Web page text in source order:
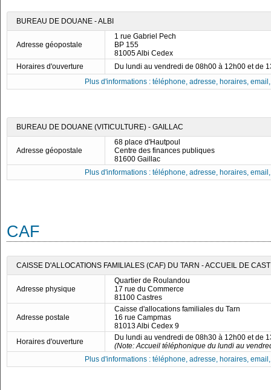
BUREAU DE DOUANE - ALBI
Adresse géopostale
1 rue Gabriel Pech
BP 155
81005 Albi Cedex
Horaires d'ouverture
Du lundi au vendredi de 08h00 à 12h00 et de
Plus d'informations : téléphone, adresse, horaires,
BUREAU DE DOUANE (VITICULTURE) - GAILLAC
Adresse géopostale
68 place d'Hautpoul
Centre des finances publiques
81600 Gaillac
Plus d'informations : téléphone, adresse, horaires,
CAF
CAISSE D'ALLOCATIONS FAMILIALES (CAF) DU TARN - ACCUEIL DE
Adresse physique
Quartier de Roulandou
17 rue du Commerce
81100 Castres
Adresse postale
Caisse d'allocations familiales du Tarn
16 rue Campmas
81013 Albi Cedex 9
Horaires d'ouverture
Du lundi au vendredi de 08h30 à 12h00 et de
(Note: Accueil téléphonique du lundi au
Plus d'informations : téléphone, adresse, horaires,